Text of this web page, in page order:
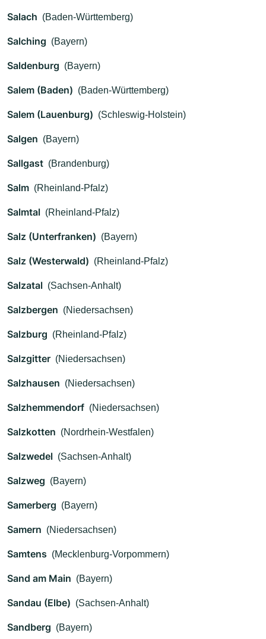
Salach (Baden-Württemberg)
Salching (Bayern)
Saldenburg (Bayern)
Salem (Baden) (Baden-Württemberg)
Salem (Lauenburg) (Schleswig-Holstein)
Salgen (Bayern)
Sallgast (Brandenburg)
Salm (Rheinland-Pfalz)
Salmtal (Rheinland-Pfalz)
Salz (Unterfranken) (Bayern)
Salz (Westerwald) (Rheinland-Pfalz)
Salzatal (Sachsen-Anhalt)
Salzbergen (Niedersachsen)
Salzburg (Rheinland-Pfalz)
Salzgitter (Niedersachsen)
Salzhausen (Niedersachsen)
Salzhemmendorf (Niedersachsen)
Salzkotten (Nordrhein-Westfalen)
Salzwedel (Sachsen-Anhalt)
Salzweg (Bayern)
Samerberg (Bayern)
Samern (Niedersachsen)
Samtens (Mecklenburg-Vorpommern)
Sand am Main (Bayern)
Sandau (Elbe) (Sachsen-Anhalt)
Sandberg (Bayern)